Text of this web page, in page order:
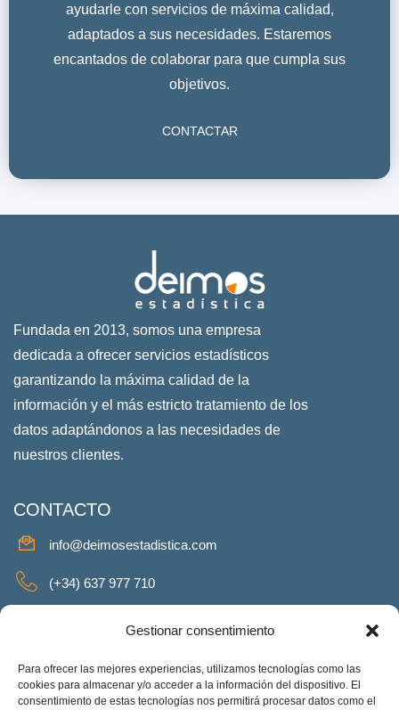
Gestionar consentimiento
Para ofrecer las mejores experiencias, utilizamos tecnologías como las
cookies para almacenar y/o acceder a la información del dispositivo. El
consentimiento de estas tecnologías nos permitirá procesar datos como el
ayudarle con servicios de máxima calidad,
adaptados a sus necesidades. Estaremos
encantados de colaborar para que cumpla sus
objetivos.
CONTACTAR
Fundada en 2013, somos una empresa
dedicada a ofrecer servicios estadísticos
garantizando la máxima calidad de la
información y el más estricto tratamiento de los
datos adaptándonos a las necesidades de
nuestros clientes.
CONTACTO
info@deimosestadistica.com
(+34) 637 977 710